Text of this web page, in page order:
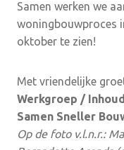
Samen werken we
woningbouwproces
oktober te zien!
Met vriendelijke
Werkgroep /
Samen Sneller
Op de foto v.l.n.r.: